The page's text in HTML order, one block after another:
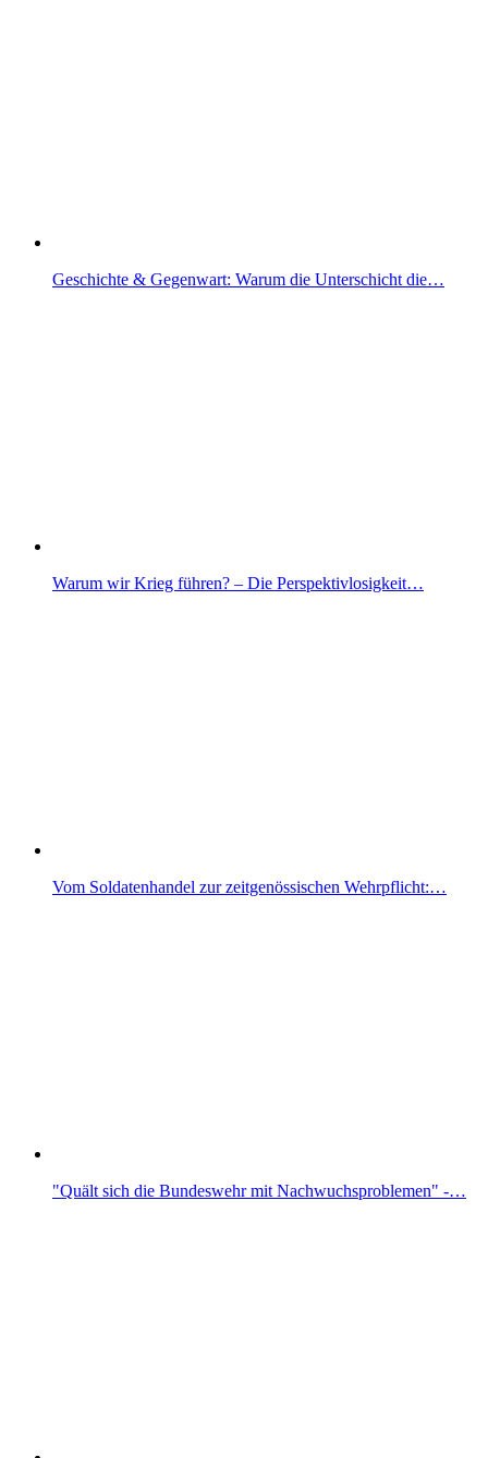
Geschichte & Gegenwart: Warum die Unterschicht die…
Warum wir Krieg führen? – Die Perspektivlosigkeit…
Vom Soldatenhandel zur zeitgenössischen Wehrpflicht:…
"Quält sich die Bundeswehr mit Nachwuchsproblemen" -…